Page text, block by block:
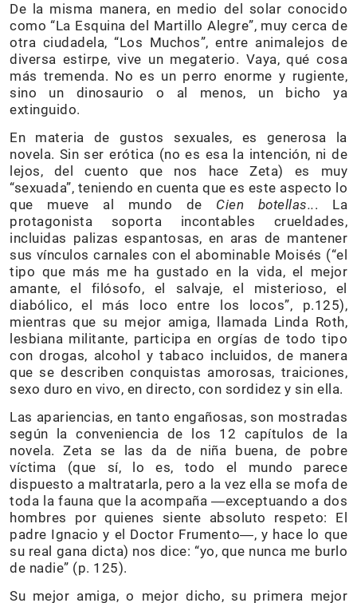
De la misma manera, en medio del solar conocido
como “La Esquina del Martillo Alegre”, muy cerca de
otra ciudadela, “Los Muchos”, entre animalejos de
diversa estirpe, vive un megaterio. Vaya, qué cosa
más tremenda. No es un perro enorme y rugiente,
sino un dinosaurio o al menos, un bicho ya
extinguido.
En materia de gustos sexuales, es generosa la
novela. Sin ser erótica (no es esa la intención, ni de
lejos, del cuento que nos hace Zeta) es muy
“sexuada”, teniendo en cuenta que es este aspecto lo
que mueve al mundo de Cien botellas... La
protagonista soporta incontables crueldades,
incluidas palizas espantosas, en aras de mantener
sus vínculos carnales con el abominable Moisés (“el
tipo que más me ha gustado en la vida, el mejor
amante, el filósofo, el salvaje, el misterioso, el
diabólico, el más loco entre los locos”, p.125),
mientras que su mejor amiga, llamada Linda Roth,
lesbiana militante, participa en orgías de todo tipo
con drogas, alcohol y tabaco incluidos, de manera
que se describen conquistas amorosas, traiciones,
sexo duro en vivo, en directo, con sordidez y sin ella.
Las apariencias, en tanto engañosas, son mostradas
según la conveniencia de los 12 capítulos de la
novela. Zeta se las da de niña buena, de pobre
víctima (que sí, lo es, todo el mundo parece
dispuesto a maltratarla, pero a la vez ella se mofa de
toda la fauna que la acompaña ―exceptuando a dos
hombres por quienes siente absoluto respeto: El
padre Ignacio y el Doctor Frumento―, y hace lo que
su real gana dicta) nos dice: “yo, que nunca me burlo
de nadie” (p. 125).
Su mejor amiga, o mejor dicho, su primera mejor